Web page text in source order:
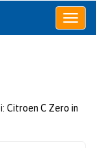
Apri
o
Citroen C Zero in